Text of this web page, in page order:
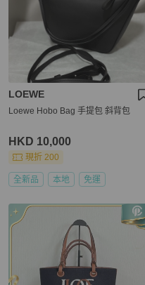
LOEWE
Loewe Hobo Bag 手提包 斜背包
HKD 10,000
現折 200
全新品 本地 免運